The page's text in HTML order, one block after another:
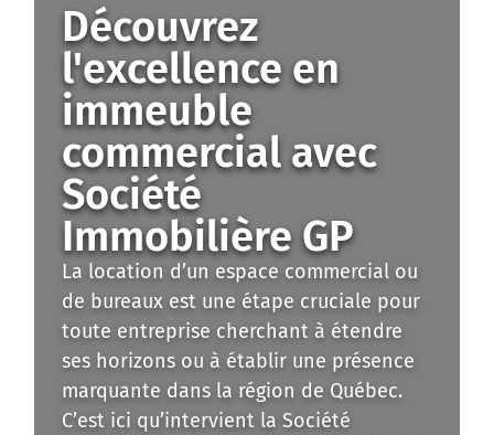
Découvrez
l'excellence en
immeuble
commercial avec
Société
Immobilière GP
La location d’un espace commercial ou
de bureaux est une étape cruciale pour
toute entreprise cherchant à étendre
ses horizons ou à établir une présence
marquante dans la région de Québec.
C’est ici qu’intervient la Société